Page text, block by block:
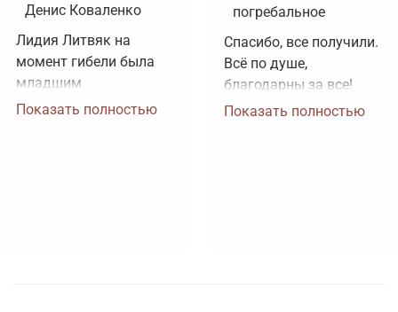
Денис Коваленко
Лидия Литвяк на
момент гибели была
младшим
лейтенантом.
Показать полностью
погребальное
Спасибо, все получили.
Всё по душе,
благодарны за все!
Показать полностью